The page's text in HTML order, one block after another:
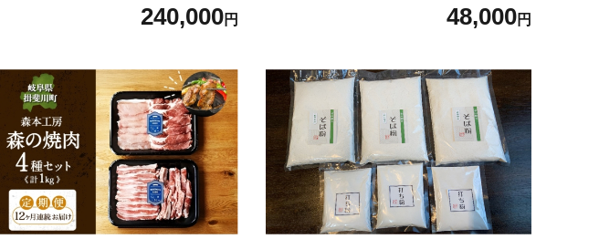
フクラブ 倶楽部 利用チケット
ット 利用券 コース コースレイ
ゼント 送料無料 岐阜県 揖斐川
240,000円
各250g 焼肉 肉 お肉 豚肉 ブランド
豚 ポーク 豚バラ スペアリブ ロース
冷蔵 送料無料 岐阜県 揖斐川町
48,000円